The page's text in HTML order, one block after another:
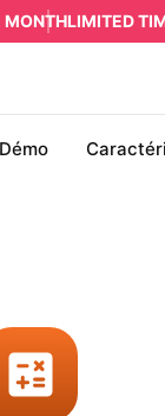
MONTHLIMITED
Démo